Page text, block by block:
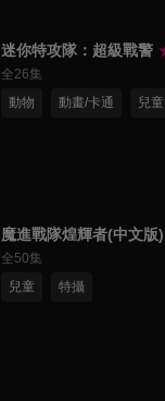
迷你特攻隊：超級戰警
全26集
動物
動畫/卡通 兒童
魔進戰隊煌輝者(中文版)
全50集
兒童
特攝